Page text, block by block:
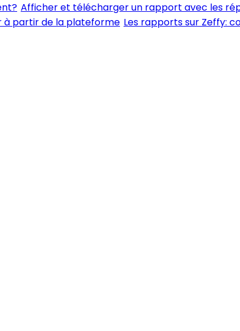
Afficher et télécharger un rapport avec les
à partir de la plateforme Les rapports sur Zeffy: